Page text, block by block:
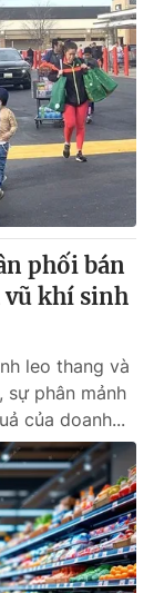
483/GP-BTTTT
Quốc Thắng,
phối bán
vũ khí sinh
leo thang và
sự phân mảnh
của doanh...